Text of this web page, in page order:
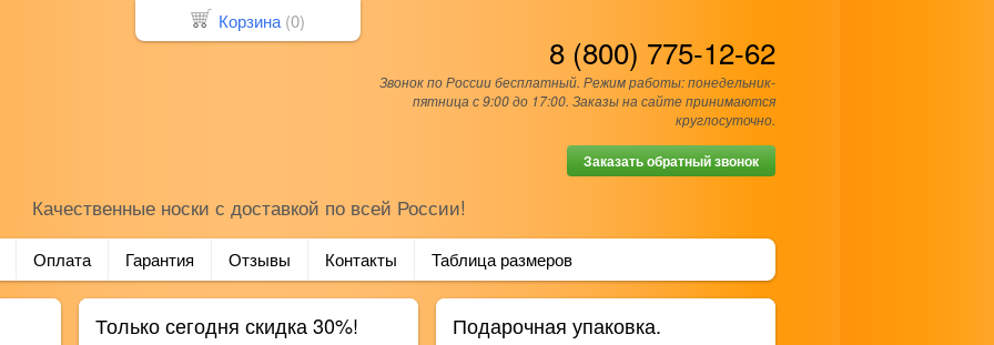
8 (800) 775-12-62
Звонок по России бесплатный. Режим работы: понедельник-
пятница с 9:00 до 17:00. Заказы на сайте принимаются
круглосуточно.
Заказать обратный звонок
Качественные носки с доставкой по всей России!
Оплата Гарантия Отзывы Контакты Таблица размеров
Только сегодня скидка 30%! Подарочная упаковка.
Корзина (0)